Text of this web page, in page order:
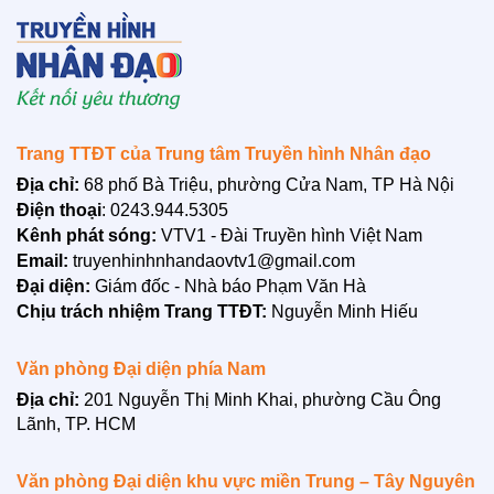
LIÊN HỆ
Trang TTĐT của Trung tâm Truyền hình Nhân đạo
Địa chỉ: 68 phố Bà Triệu, phường Cửa Nam, TP Hà Nội
Điện thoại: 0243.944.5305
Kênh phát sóng: VTV1 - Đài Truyền hình Việt Nam
Email: truyenhinhnhandaovtv1@gmail.com
Đại diện: Giám đốc - Nhà báo Phạm Văn Hà
Chịu trách nhiệm Trang TTĐT: Nguyễn Minh Hiếu
Văn phòng Đại diện phía Nam
Địa chỉ: 201 Nguyễn Thị Minh Khai, phường Cầu Ông
Lãnh, TP. HCM
Văn phòng Đại diện khu vực miền Trung – Tây Nguyên